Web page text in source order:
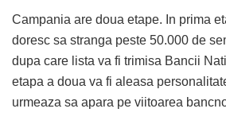
Campania are doua etape. In prima
doresc sa stranga peste 50.000 de
dupa care lista va fi trimisa Bancii
etapa a doua va fi aleasa
urmeaza sa apara pe viitoarea